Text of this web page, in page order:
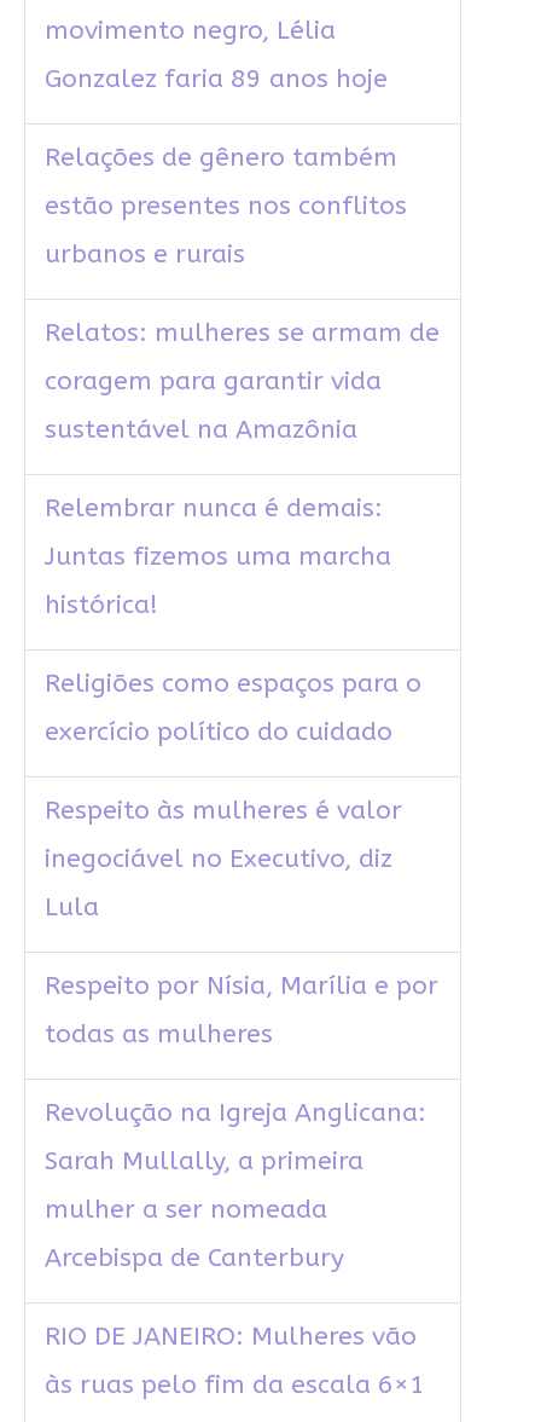
movimento negro, Lélia
Gonzalez faria 89 anos hoje
Relações de gênero também
estão presentes nos conflitos
urbanos e rurais
Relatos: mulheres se armam de
coragem para garantir vida
sustentável na Amazônia
Relembrar nunca é demais:
Juntas fizemos uma marcha
histórica!
Religiões como espaços para o
exercício político do cuidado
Respeito às mulheres é valor
inegociável no Executivo, diz
Lula
Respeito por Nísia, Marília e por
todas as mulheres
Revolução na Igreja Anglicana:
Sarah Mullally, a primeira
mulher a ser nomeada
Arcebispa de Canterbury
RIO DE JANEIRO: Mulheres vão
às ruas pelo fim da escala 6×1